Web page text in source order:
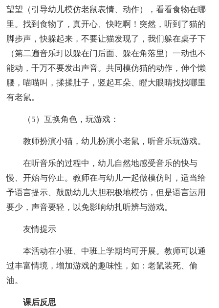
望望（引导幼儿模仿老鼠表情、动作），看看食物在哪
里。找到食物了，真开心、快吃啊！突然，听到了猫的
脚步声，快躲起来，不要让猫发现了，我们躲在桌子下
（第二遍音乐玎以躲在门后面、躲在角落里）一动也不
能动，千万不要发出声音。共同模仿猫的动作，伸个懒
腰，喵喵叫，揉揉肚子，竖起耳朵、瞪大眼睛找找哪里
有老鼠。
（5）互换角色，玩游戏：
教师扮演小猫，幼儿扮演小老鼠，听音乐玩游戏。
在听音乐的过程中，幼儿自然地感受音乐的快与
慢、开始与停止。教师在与幼儿一起做模仿时，适当给
予语言提示、鼓励幼儿大胆积极地模仿，但是语言运用
要少，声音要轻，以免影响幼扎听辨与游戏。
友情提示
本活动在小班、中班上学期均可开展。教师可以通
过丰富情境，增加游戏的趣味性，如：老鼠装死、偷
油。
课后反思